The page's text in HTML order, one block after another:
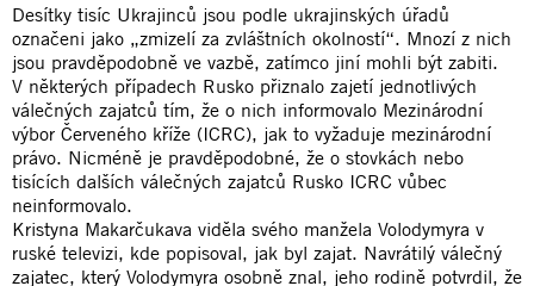
Desítky tisíc Ukrajinců jsou podle ukrajinských úřadů
označeni jako „zmizelí za zvláštních okolností“. Mnozí z nich
jsou pravděpodobně ve vazbě, zatímco jiní mohli být zabiti.
V některých případech Rusko přiznalo zajetí jednotlivých
válečných zajatců tím, že o nich informovalo Mezinárodní
výbor Červeného kříže (ICRC), jak to vyžaduje mezinárodní
právo. Nicméně je pravděpodobné, že o stovkách nebo
tisících dalších válečných zajatců Rusko ICRC vůbec
neinformovalo.
Kristyna Makarčukava viděla svého manžela Volodymyra v
ruské televizi, kde popisoval, jak byl zajat. Navrátilý válečný
zajatec, který Volodymyra osobně znal, jeho rodině potvrdil, že